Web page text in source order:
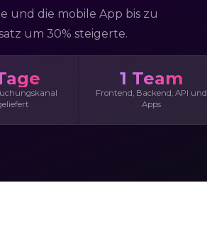
und die mobile App bis zu
um 30% steigerte.
1 Team
Frontend, Backend, API und
Apps